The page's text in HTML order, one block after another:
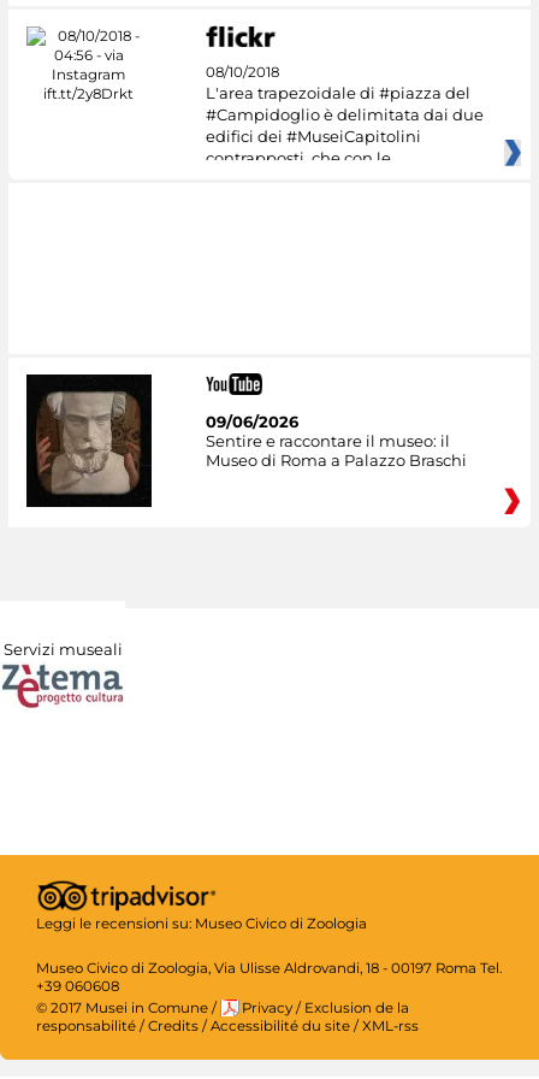
08/10/2018
L'area trapezoidale di #piazza del
#Campidoglio è delimitata dai due
edifici dei #MuseiCapitolini
contrapposti, che con le
09/06/2026
Sentire e raccontare il museo: il
Museo di Roma a Palazzo Braschi
Servizi museali
Leggi le recensioni su: Museo Civico di Zoologia
Museo Civico di Zoologia, Via Ulisse Aldrovandi, 18 - 00197 Roma Tel.
+39 060608
© 2017 Musei in Comune / Privacy / Exclusion de la
responsabilité / Credits / Accessibilité du site / XML-rss